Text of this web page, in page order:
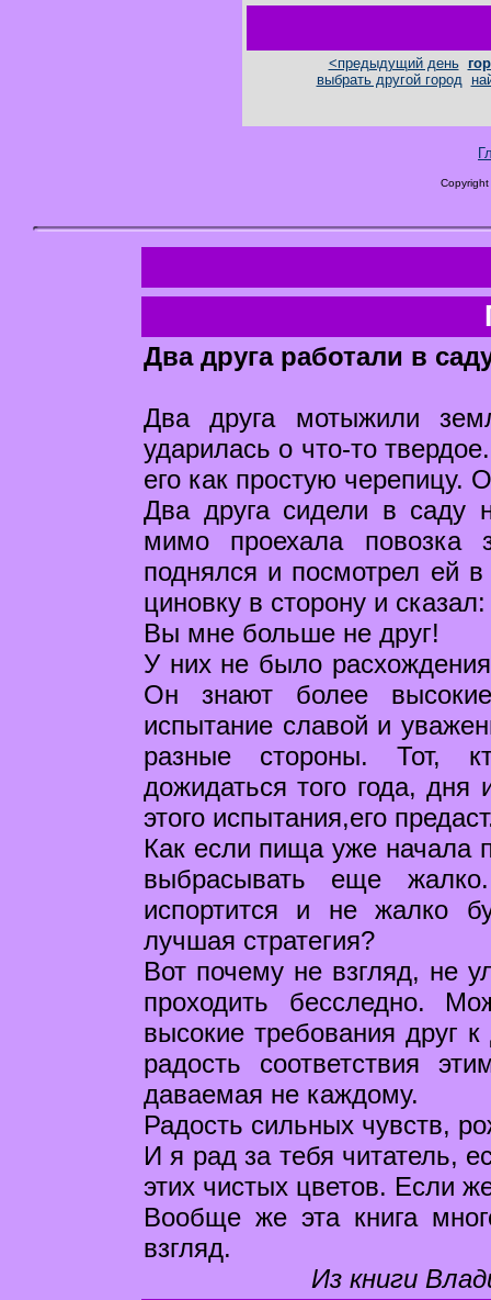
<предыдущий день
выбрать другой город
Два друга работали в
Два друга мотыжили
ударилась о что-то
его как простую черепицу.
Два друга сидели в саду
мимо проехала повозка
поднялся и посмотрел ей
циновку в сторону и сказал:
Вы мне больше не друг!
У них не было расхождения
Он знают более
испытание славой и
разные стороны. Тот,
дожидаться того года, дня
этого испытания,его
Как если пища уже начала
выбрасывать еще
испортится и не жалко
лучшая стратегия?
Вот почему не взгляд, не
проходить бесследно.
высокие требования друг
радость соответствия
даваемая не каждому.
Радость сильных чувств,
И я рад за тебя читатель,
этих чистых цветов. Если
Вообще же эта книга
взгляд.
Из книги